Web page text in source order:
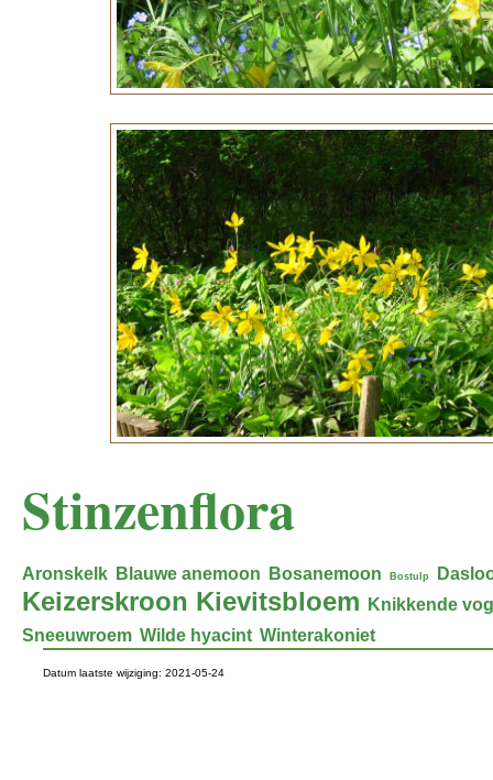
Stinzenflora
Aronskelk Blauwe anemoon Bosanemoon Bostulp
Keizerskroon Kievitsbloem
Knikkende
Sneeuwroem Wilde hyacint Winterakoniet
Datum laatste wijziging: 2021-05-24